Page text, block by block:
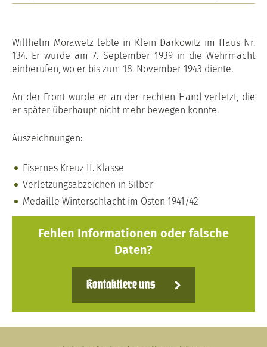
Willhelm Morawetz lebte in Klein Darkowitz im Haus Nr.
134. Er wurde am 7. September 1939 in die Wehrmacht
einberufen, wo er bis zum 18. November 1943 diente.
An der Front wurde er an der rechten Hand verletzt, die
er später überhaupt nicht mehr bewegen konnte.
Auszeichnungen:
Eisernes Kreuz II. Klasse
Verletzungsabzeichen in Silber
Medaille Winterschlacht im Osten 1941/42
Fehlen Informationen oder falsche
Daten?
Kontaktiere uns